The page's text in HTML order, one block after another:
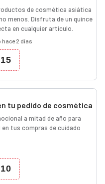
de cosmética asiática
menos. Disfruta de un quince
en cualquier artículo.
hace 2 días
tu pedido de cosmética
a mitad de año para
en tus compras de cuidado